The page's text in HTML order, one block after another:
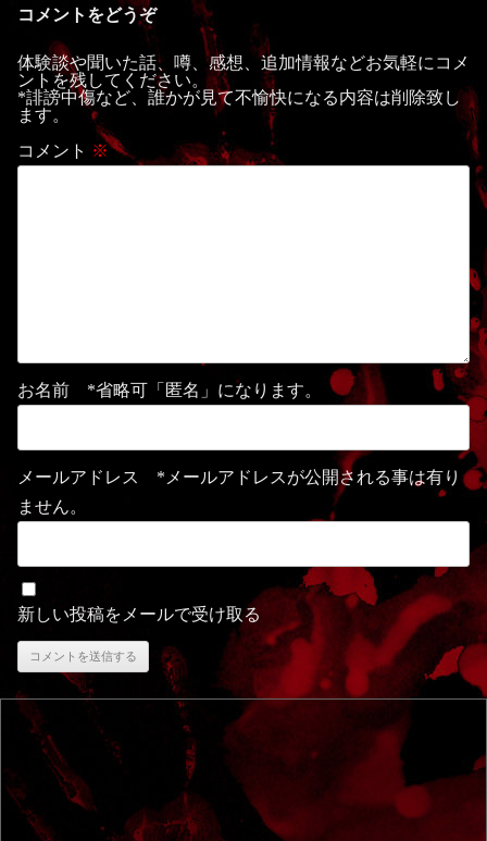
コメントをどうぞ
体験談や聞いた話、噂、感想、追加情報などお気軽にコメ
ントを残してください。
*誹謗中傷など、誰かが見て不愉快になる内容は削除致し
ます。
コメント ※
お名前 *省略可「匿名」になります。
メールアドレス *メールアドレスが公開される事は有り
ません。
新しい投稿をメールで受け取る